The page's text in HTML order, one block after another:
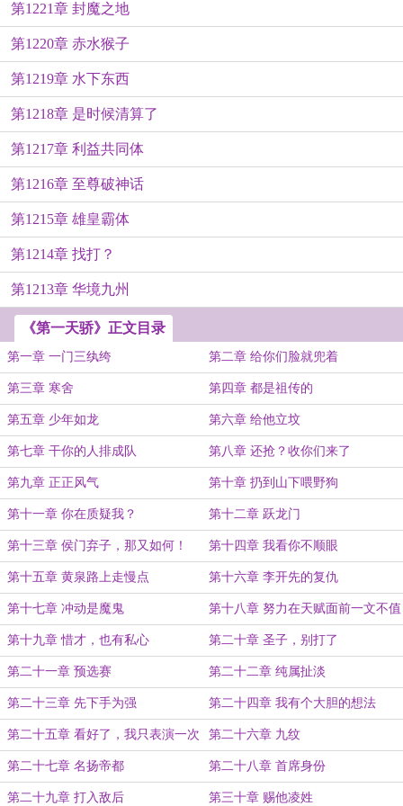
第1221章 封魔之地
第1220章 赤水猴子
第1219章 水下东西
第1218章 是时候清算了
第1217章 利益共同体
第1216章 至尊破神话
第1215章 雄皇霸体
第1214章 找打？
第1213章 华境九州
《第一天骄》正文目录
第一章 一门三纨绔 第二章 给你们脸就兜着
第三章 寒舍 第四章 都是祖传的
第五章 少年如龙 第六章 给他立坟
第七章 干你的人排成队 第八章 还抢？收你们来了
第九章 正正风气 第十章 扔到山下喂野狗
第十一章 你在质疑我？ 第十二章 跃龙门
第十三章 侯门弃子，那又如何！ 第十四章 我看你不顺眼
第十五章 黄泉路上走慢点 第十六章 李开先的复仇
第十七章 冲动是魔鬼 第十八章 努力在天赋面前一文不值
第十九章 惜才，也有私心 第二十章 圣子，别打了
第二十一章 预选赛 第二十二章 纯属扯淡
第二十三章 先下手为强 第二十四章 我有个大胆的想法
第二十五章 看好了，我只表演一次 第二十六章 九纹
第二十七章 名扬帝都 第二十八章 首席身份
第二十九章 打入敌后 第三十章 赐他凌姓